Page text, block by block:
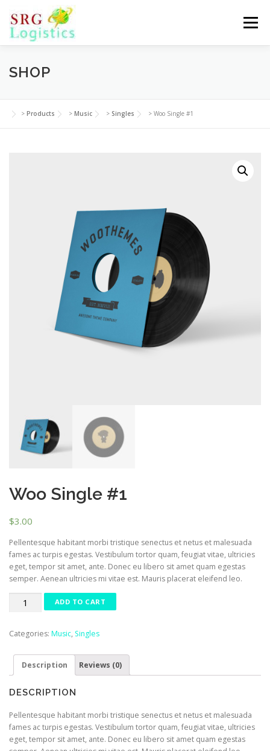
content
Menu
SHOP
> Products > Music > Singles > Woo Single #1
Woo Single #1
$3.00
Pellentesque habitant morbi tristique senectus et netus et malesuada
fames ac turpis egestas. Vestibulum tortor quam, feugiat vitae, ultricies
eget, tempor sit amet, ante. Donec eu libero sit amet quam egestas
semper. Aenean ultricies mi vitae est. Mauris placerat eleifend leo.
quantity
ADD TO CART
Categories: Music, Singles
Description Reviews (0)
DESCRIPTION
Pellentesque habitant morbi tristique senectus et netus et malesuada
fames ac turpis egestas. Vestibulum tortor quam, feugiat vitae, ultricies
eget, tempor sit amet, ante. Donec eu libero sit amet quam egestas